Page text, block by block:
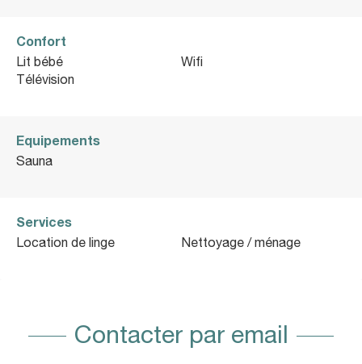
Confort
Lit bébé
Télévision
Wifi
Equipements
Sauna
Services
Location de linge Nettoyage / ménage
Contacter par email